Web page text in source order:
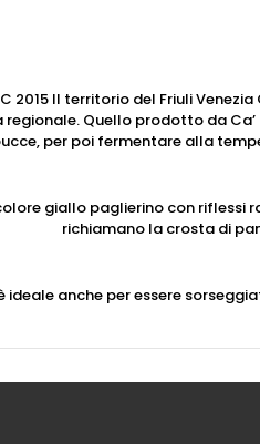
2015 Il territorio del Friuli
Quello prodotto da
per poi fermentare alla
giallo paglierino con
richiamano la crosta di
anche per essere